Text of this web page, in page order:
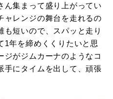
ん集まって盛り上がってい
ャレンジの舞台を走れるの
も短いので、スパッと走り
1年を締めくくりたいと思
ジがジムカーナのようなコ
手にタイムを出して、頑張